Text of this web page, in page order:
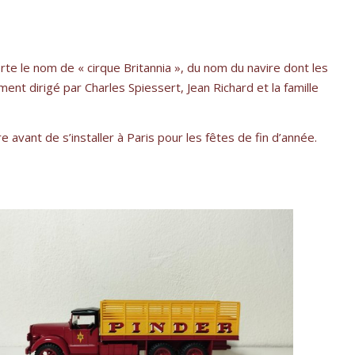
le nom de « cirque Britannia », du nom du navire dont les
dirigé par Charles Spiessert, Jean Richard et la famille
de s’installer à Paris pour les fêtes de fin d’année.